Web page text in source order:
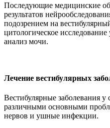
Последующие медицинские
результатов
подозрением на
цитологическое
анализ мочи.
Лечение вестибулярных
Вестибулярные заболевания у
различными основными
нервов и ушные инфекции.